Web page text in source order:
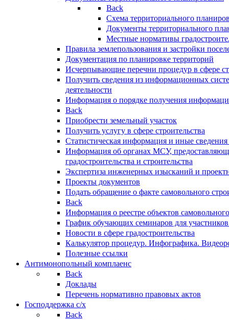
Back
Схема территориального
Документы территориального
Местные нормативы
Правила землепользования и застройки
Документация по планировке территорий
Исчерпывающие перечни процедур в сфере
Получить сведения из информационных
деятельности
Информация о порядке получения
Back
Приобрести земельный участок
Получить услугу в сфере строительства
Статистическая информация и иные сведения
Информация об органах МСУ,
градостроительства и строительства
Экспертиза инженерных изысканий и
Проекты документов
Подать обращение о факте самовольного
Back
Информация о реестре объектов
График обучающих семинаров для участников
Новости в сфере градостроительства
Калькулятор процедур. Инфографика.
Полезные ссылки
Антимонопольный комплаенс
Back
Доклады
Перечень нормативно правовых актов
Господдержка с/х
Back